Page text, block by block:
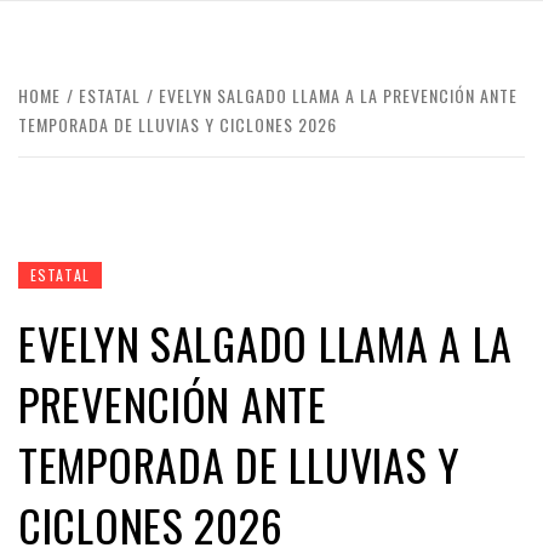
HOME ESTATAL
EVELYN SALGADO LLAMA A LA PREVENCIÓN ANTE
TEMPORADA DE LLUVIAS Y CICLONES 2026
ESTATAL
EVELYN SALGADO LLAMA A LA
PREVENCIÓN ANTE
TEMPORADA DE LLUVIAS Y
CICLONES 2026